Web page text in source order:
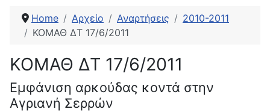
Home Αρχείο Αναρτήσεις
2010-2011
ΚΟΜΑΘ ΔΤ 17/6/2011
ΚΟΜΑΘ ΔΤ 17/6/2011
Εμφάνιση αρκούδας κοντά στην
Αγριανή Σερρών